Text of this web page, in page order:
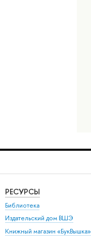
РЕСУРСЫ
Библиотека
Издательский дом ВШЭ
Книжный магазин «БукВышка»